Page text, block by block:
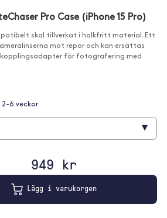
Pro Case (iPhone 15 Pro)
skal tillverkat i halkfritt material. Ett
mot repor och kan ersättas
för fotografering med
2-6 veckor
▾
949 kr
Lägg i varukorgen